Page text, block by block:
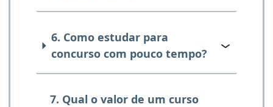
6. Como estudar para
concurso com pouco tempo?
7. Qual o valor de um curso